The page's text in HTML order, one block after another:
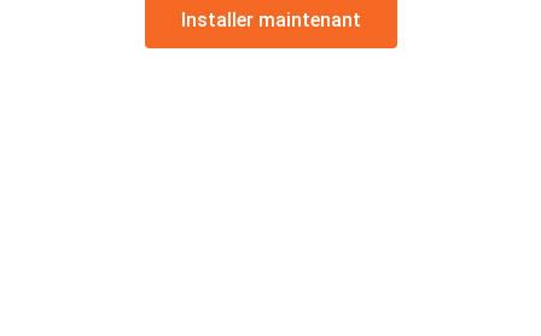
Installer maintenant